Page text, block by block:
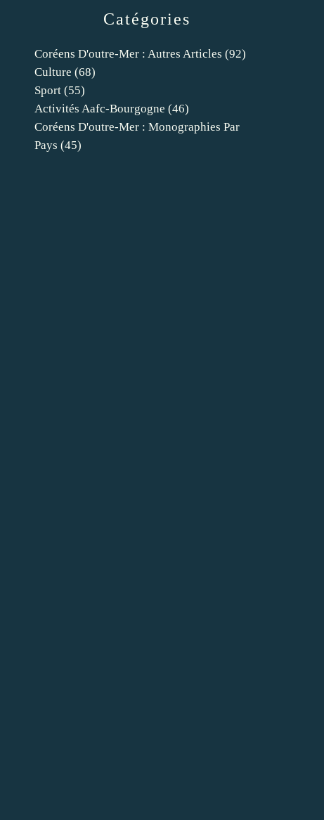
Catégories
Coréens D'outre-Mer : Autres Articles (92)
Culture (68)
Sport (55)
Activités Aafc-Bourgogne (46)
Coréens D'outre-Mer : Monographies Par
Pays (45)